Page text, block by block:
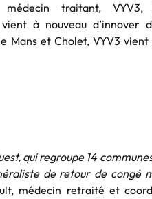
traitant,
vient à nouveau
Mans et Cholet, VYV3 vient
qui regroupe 14
de retour de congé
médecin retraité et